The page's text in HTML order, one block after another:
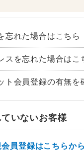
忘れた場合はこちら
スを忘れた場合はこ
ト会員登録の有無を
いないお客様
会員登録はこちらか